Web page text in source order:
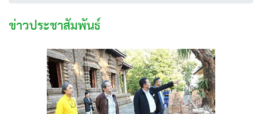
ข่าวประชาสัมพันธ์